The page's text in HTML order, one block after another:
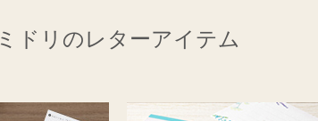
ミドリのレターアイテム